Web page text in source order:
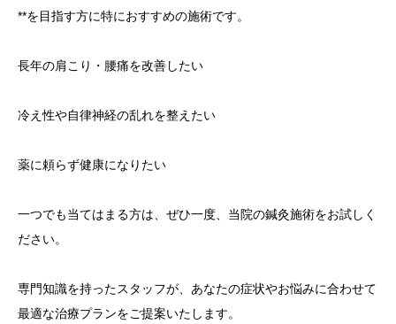
**を目指す方に特におすすめの施術です。
長年の肩こり・腰痛を改善したい
冷え性や自律神経の乱れを整えたい
薬に頼らず健康になりたい
一つでも当てはまる方は、ぜひ一度、当院の鍼灸施術をお試しく
ださい。
専門知識を持ったスタッフが、あなたの症状やお悩みに合わせて
最適な治療プランをご提案いたします。